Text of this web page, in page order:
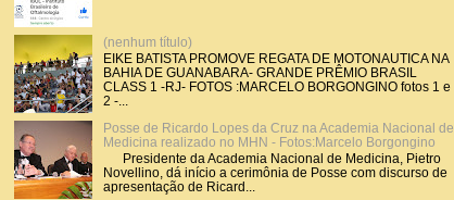
(nenhum título)
EIKE BATISTA PROMOVE REGATA DE MOTONAUTICA NA
BAHIA DE GUANABARA- GRANDE PRÊMIO BRASIL
CLASS 1 -RJ- FOTOS :MARCELO BORGONGINO fotos 1 e
2 -...
Posse de Ricardo Lopes da Cruz na Academia Nacional de
Medicina realizado no MHN - Fotos:Marcelo Borgongino
Presidente da Academia Nacional de Medicina, Pietro
Novellino, dá início a cerimônia de Posse com discurso de
apresentação de Ricard...